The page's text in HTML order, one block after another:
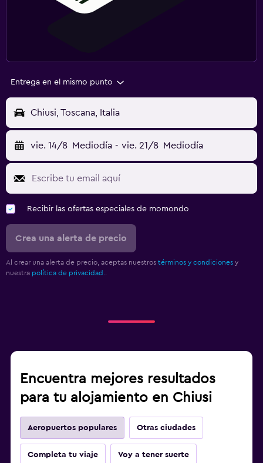
Entrega en el mismo punto
Chiusi, Toscana, Italia
vie. 14/8 Mediodía - vie. 21/8 Mediodía
Recibir las ofertas especiales de momondo
Crea una alerta de precio
Al crear una alerta de precio, aceptas nuestros términos y condiciones y
nuestra política de privacidad.
Encuentra mejores resultados
para tu alojamiento en Chiusi
Aeropuertos populares Otras ciudades
Completa tu viaje Voy a tener suerte